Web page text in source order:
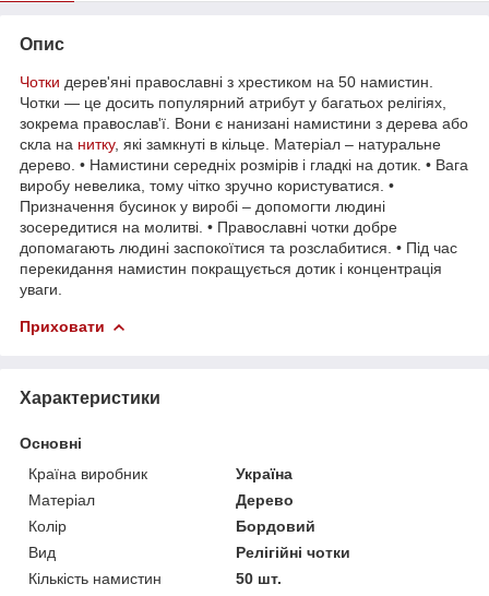
Опис
Чотки дерев'яні православні з хрестиком на 50 намистин.
Чотки — це досить популярний атрибут у багатьох релігіях,
зокрема православ'ї. Вони є нанизані намистини з дерева або
скла на нитку, які замкнуті в кільце. Матеріал – натуральне
дерево. • Намистини середніх розмірів і гладкі на дотик. • Вага
виробу невелика, тому чітко зручно користуватися. •
Призначення бусинок у виробі – допомогти людині
зосередитися на молитві. • Православні чотки добре
допомагають людині заспокоїтися та розслабитися. • Під час
перекидання намистин покращується дотик і концентрація
уваги.
Приховати
Характеристики
Основні
Країна виробник
Україна
Матеріал
Дерево
Колір
Бордовий
Вид
Релігійні чотки
Кількість намистин
50 шт.